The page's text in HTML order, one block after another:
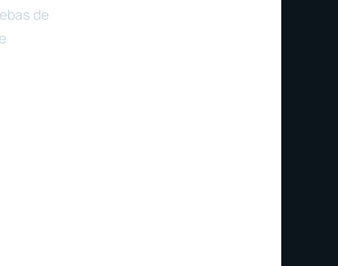
de